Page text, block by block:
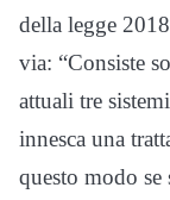
della legge
via: “Consiste
attuali tre
innesca una
questo modo